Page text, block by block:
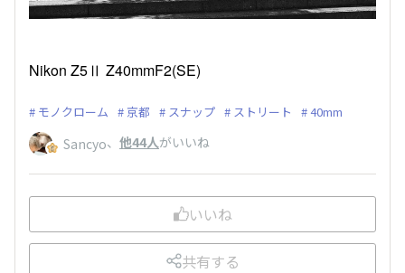
Nikon Z5Ⅱ Z40mmF2(SE)
モノクローム 京都 スナップ ストリート 40mm
Sancyo、 他44人がいいね
いいね
共有する